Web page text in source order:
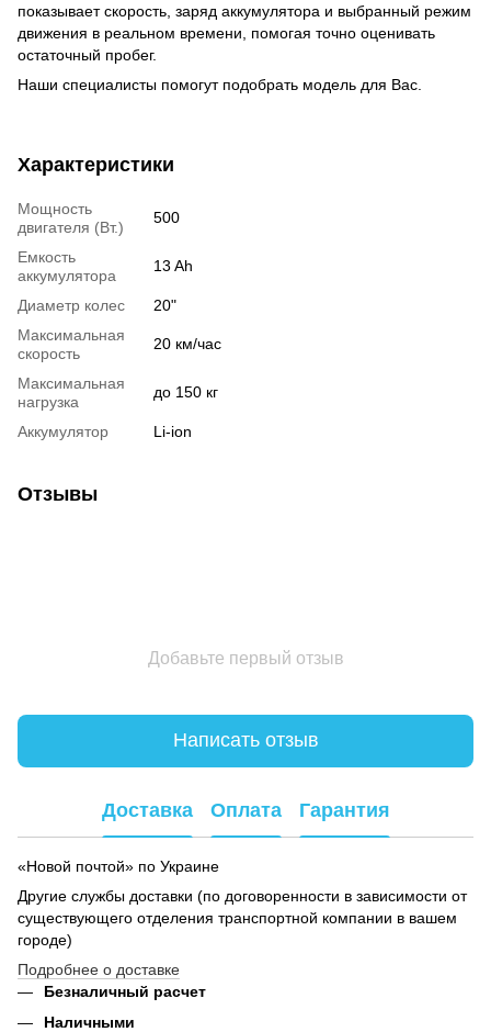
показывает скорость, заряд аккумулятора и выбранный режим
движения в реальном времени, помогая точно оценивать
остаточный пробег.
Наши специалисты помогут подобрать модель для Вас.
Характеристики
Мощность
двигателя (Вт.)
500
Емкость
аккумулятора
13 Ah
Диаметр колес
20"
Максимальная
скорость
20 км/час
Максимальная
нагрузка
до 150 кг
Аккумулятор Li-ion
Отзывы
Добавьте первый отзыв
Написать отзыв
Доставка Оплата Гарантия
«Новой почтой» по Украине
Другие службы доставки (по договоренности в зависимости от
существующего отделения транспортной компании в вашем
городе)
Подробнее о доставке
Безналичный расчет
Наличными